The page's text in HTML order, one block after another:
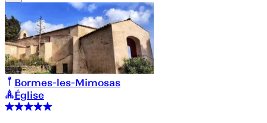
Bormes-les-Mimosas
Église